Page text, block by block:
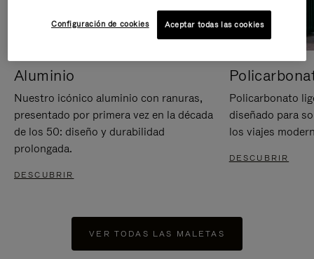
Aluminio
Nuestro icónico aluminio con ranuras,
presentado por primera vez en la década
de los 50: diseño y durabilidad
prolongada.
DESCUBRIR
Policarbonato
diseñado para
los viajes
DESCUBRIR
VER TODAS LAS MALETAS
Configuración de cookies Aceptar todas las cookies